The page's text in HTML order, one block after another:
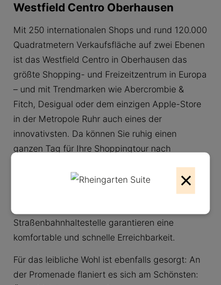
Westfield Centro Oberhausen
Mit 250 internationalen Shops und rund 120.000
Quadratmetern Verkaufsfläche auf zwei Ebenen
ist das Westfield Centro in Oberhausen das
größte Shopping- und Freizeitzentrum in Europa
– und mit Trendmarken wie Abercrombie &
Fitch, Desigual oder dem einzigen Apple-Store
in der Metropole Ruhr auch eines der
innovativsten. Da können Sie ruhig einen
ganzen Tag für Ihre Shoppingtour nach
Wind und Wetter einzukaufen und all Ihre
Straßenbahnhaltestelle garantieren eine
komfortable und schnelle Erreichbarkeit.
Für das leibliche Wohl ist ebenfalls gesorgt: An
der Promenade flaniert es sich am Schönsten:
×